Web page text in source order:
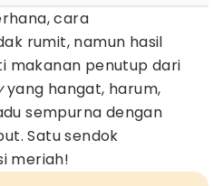
cara
rumit, namun hasil
makanan penutup dari
yang hangat, harum,
sempurna dengan
Satu sendok
meriah!